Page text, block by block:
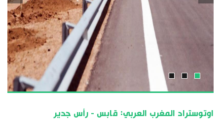
اوتوستراد المغرب العربي: قابس - رأس جدير